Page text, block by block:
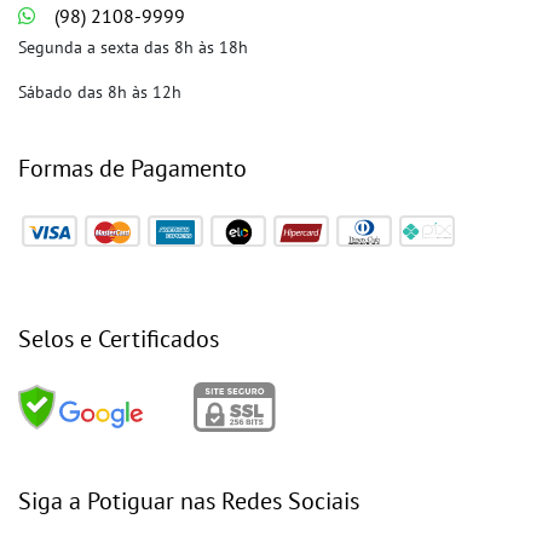
(98) 2108-9999
Segunda a sexta das 8h às 18h
Sábado das 8h às 12h
Formas de Pagamento
Selos e Certificados
Siga a Potiguar nas Redes Sociais